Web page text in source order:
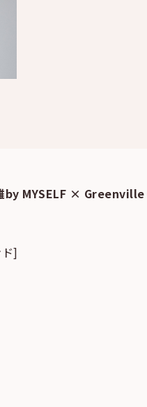
by MYSELF ×
]